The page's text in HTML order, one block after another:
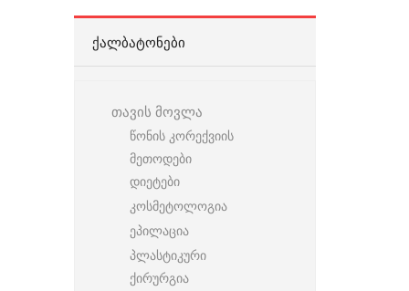
ᲥᲐᲚᲑᲐᲢᲝᲜᲔᲑᲘ
თავის მოვლა
წონის კორექვიის
მეთოდები
დიეტები
კოსმეტოლოგია
ეპილაცია
პლასტიკური
ქირურგია